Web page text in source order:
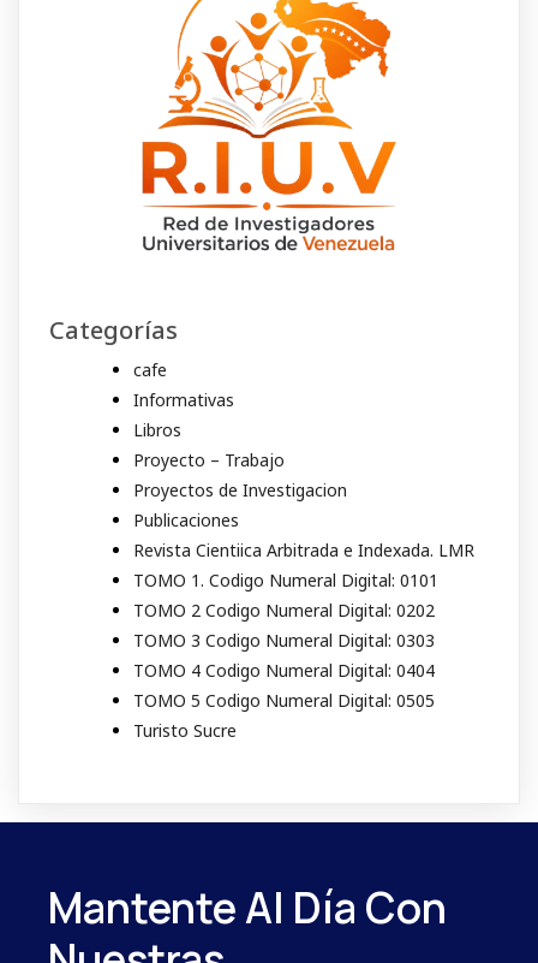
Categorías
cafe
Informativas
Libros
Proyecto – Trabajo
Proyectos de Investigacion
Publicaciones
Revista Cientiica Arbitrada e Indexada. LMR
TOMO 1. Codigo Numeral Digital: 0101
TOMO 2 Codigo Numeral Digital: 0202
TOMO 3 Codigo Numeral Digital: 0303
TOMO 4 Codigo Numeral Digital: 0404
TOMO 5 Codigo Numeral Digital: 0505
Turisto Sucre
Mantente Al Día Con